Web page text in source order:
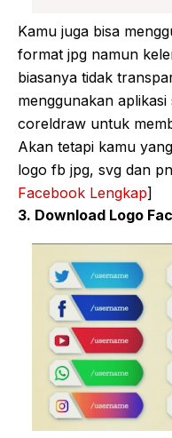
Kamu juga bisa
format jpg namun
biasanya tidak
menggunakan
coreldraw untuk
Akan tetapi kamu
logo fb jpg, svg dan
Facebook Lengkap]
3. Download Logo